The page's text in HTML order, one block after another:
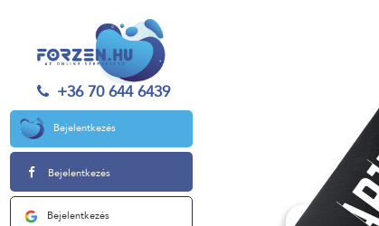
+36 70 644 6439
Bejelentkezés
Bejelentkezés
Bejelentkezés